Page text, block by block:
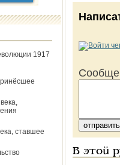
1917
ставшее
В этой